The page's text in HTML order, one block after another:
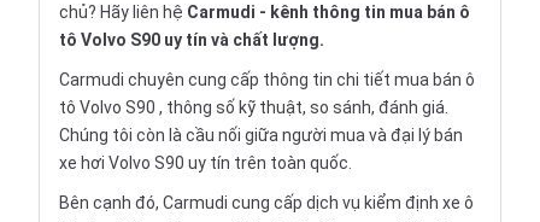
chủ? Hãy liên hệ Carmudi - kênh thông tin mua bán ô
tô Volvo S90 uy tín và chất lượng.
Carmudi chuyên cung cấp thông tin chi tiết mua bán ô
tô Volvo S90 , thông số kỹ thuật, so sánh, đánh giá.
Chúng tôi còn là cầu nối giữa người mua và đại lý bán
xe hơi Volvo S90 uy tín trên toàn quốc.
Bên cạnh đó, Carmudi cung cấp dịch vụ kiểm định xe ô